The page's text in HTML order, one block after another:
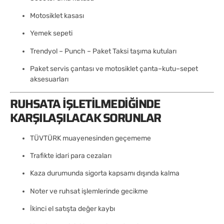
Motosiklet kasası
Yemek sepeti
Trendyol – Punch – Paket Taksi taşıma kutuları
Paket servis çantası ve motosiklet çanta–kutu–sepet
aksesuarları
RUHSATA İŞLETILMEDIĞINDE
KARŞILAŞILACAK SORUNLAR
TÜVTÜRK muayenesinden geçememe
Trafikte idari para cezaları
Kaza durumunda sigorta kapsamı dışında kalma
Noter ve ruhsat işlemlerinde gecikme
İkinci el satışta değer kaybı